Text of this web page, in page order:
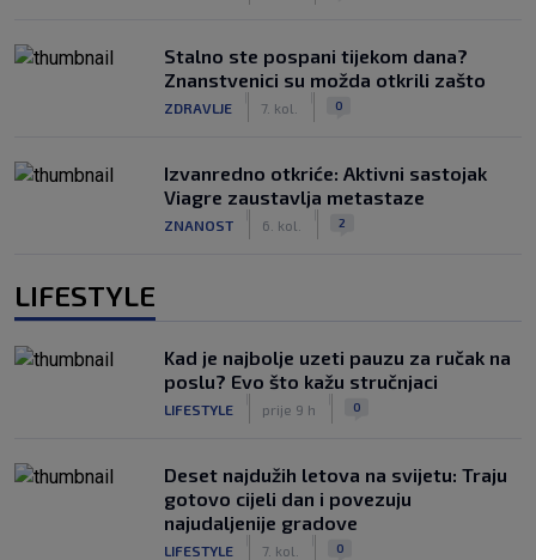
Stalno ste pospani tijekom dana?
Znanstvenici su možda otkrili zašto
ZDRAVLJE 7. kol. 0
Izvanredno otkriće: Aktivni sastojak
Viagre zaustavlja metastaze
ZNANOST 6. kol. 2
LIFESTYLE
Kad je najbolje uzeti pauzu za ručak na
poslu? Evo što kažu stručnjaci
LIFESTYLE prije 9 h 0
Deset najdužih letova na svijetu: Traju
gotovo cijeli dan i povezuju
najudaljenije gradove
LIFESTYLE 7. kol. 0